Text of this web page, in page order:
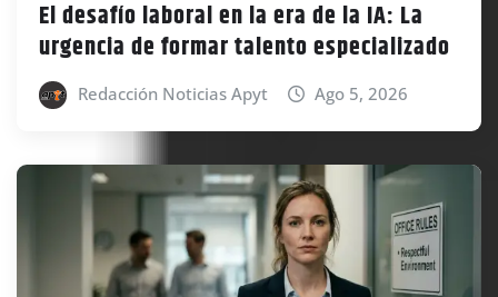
El desafío laboral en la era de la IA: La
urgencia de formar talento especializado
Redacción Noticias Apyt Ago 5, 2026